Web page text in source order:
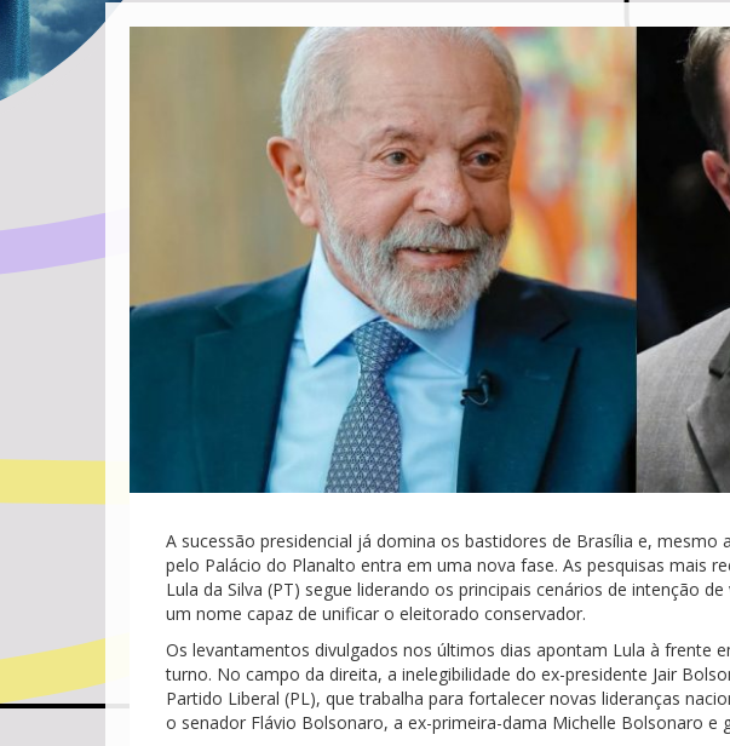
A sucessão presidencial já domina os bastidores de Brasília e,
pelo Palácio do Planalto entra em uma nova fase. As pesquisas mais
Lula da Silva (PT) segue liderando os principais cenários de intenção
um nome capaz de unificar o eleitorado conservador.
Os levantamentos divulgados nos últimos dias apontam Lula à frente
turno. No campo da direita, a inelegibilidade do ex-presidente Jair
Partido Liberal (PL), que trabalha para fortalecer novas lideranças
o senador Flávio Bolsonaro, a ex-primeira-dama Michelle Bolsonaro e